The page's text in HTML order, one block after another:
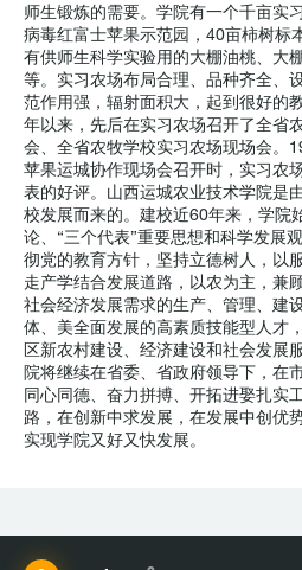
师生锻炼的需要。学院有一个千亩实
病毒红富士苹果示范园，40亩柿树标
有供师生科学实验用的大棚油桃、大
等。实习农场布局合理、品种齐全、
范作用强，辐射面积大，起到很好的
年以来，先后在实习农场召开了全省
会、全省农牧学校实习农场现场会。
苹果运城协作现场会召开时，实习农
表的好评。山西运城农业技术学院是
校发展而来的。建校近60年来，学院
论、“三个代表”重要思想和科学发展
彻党的教育方针，坚持立德树人，以
走产学结合发展道路，以农为主，兼
社会经济发展需求的生产、管理、建
体、美全面发展的高素质技能型人才
区新农村建设、经济建设和社会发展
院将继续在省委、省政府领导下，在
同心同德、奋力拼搏、开拓进娶扎实
路，在创新中求发展，在发展中创优
实现学院又好又快发展。